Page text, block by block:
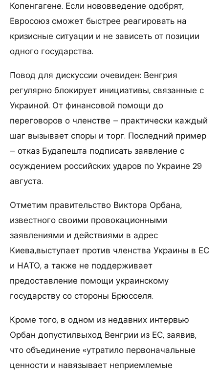
Копенгагене. Если нововведение одобрят,
Евросоюз сможет быстрее реагировать на
кризисные ситуации и не зависеть от позиции
одного государства.
Повод для дискуссии очевиден: Венгрия
регулярно блокирует инициативы, связанные с
Украиной. От финансовой помощи до
переговоров о членстве – практически каждый
шаг вызывает споры и торг. Последний пример
– отказ Будапешта подписать заявление с
осуждением российских ударов по Украине 29
августа.
Отметим правительство Виктора Орбана,
известного своими провокационными
заявлениями и действиями в адрес
Киева,выступает против членства Украины в ЕС
и НАТО, а также не поддерживает
предоставление помощи украинскому
государству со стороны Брюсселя.
Кроме того, в одном из недавних интервью
Орбан допустилвыход Венгрии из ЕС, заявив,
что объединение «утратило первоначальные
ценности и навязывает неприемлемые